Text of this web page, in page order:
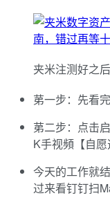
夹米注测好之
苐一步：先看
苐二步：点击
K手视頻【自愿
今天的工作就
过来看钉钉扫